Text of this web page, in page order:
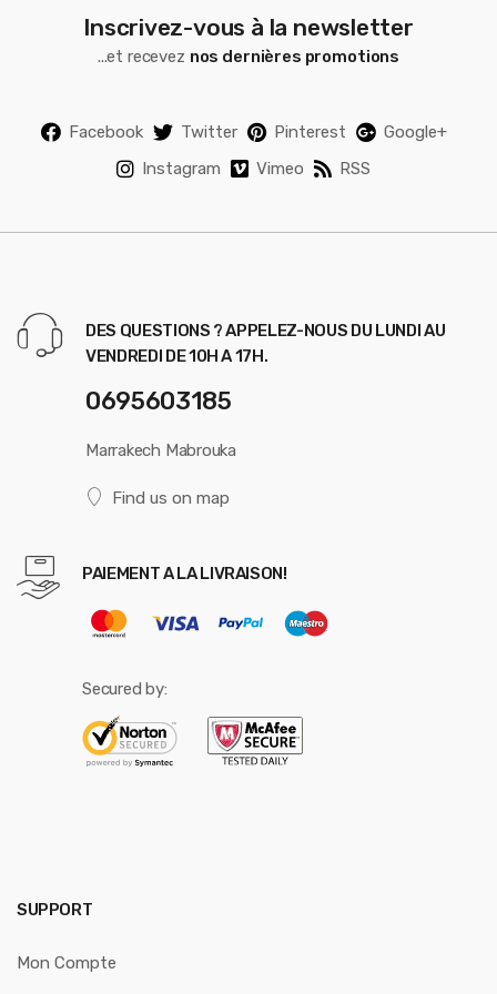
Inscrivez-vous à la newsletter
...et recevez nos dernières promotions
Facebook Twitter Pinterest
Google+
Instagram
Vimeo RSS
DES QUESTIONS ? APPELEZ-NOUS DU LUNDI AU
VENDREDI DE 10H A 17H.
0695603185
Marrakech Mabrouka
Find us on map
PAIEMENT A LA LIVRAISON!
Secured by:
SUPPORT
Mon Compte